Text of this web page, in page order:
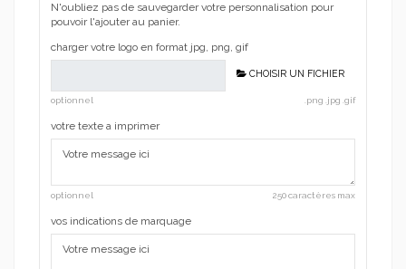
N'oubliez pas de sauvegarder votre personnalisation pour
pouvoir l'ajouter au panier.
charger votre logo en format jpg, png, gif
CHOISIR UN FICHIER
optionnel .png .jpg .gif
votre texte a imprimer
optionnel 250 caractères max
vos indications de marquage